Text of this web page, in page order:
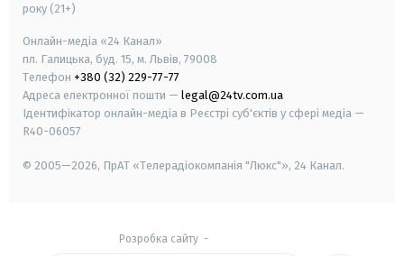
року (21+)
Онлайн-медіа «24 Канал»
пл. Галицька, буд. 15, м. Львів, 79008
Телефон +380 (32) 229-77-77
Адреса електронної пошти — legal@24tv.com.ua
Ідентифікатор онлайн-медіа в Реєстрі суб'єктів у сфері медіа —
R40-06057
© 2005—2026, ПрАТ «Телерадіокомпанія "Люкс"», 24 Канал.
Розробка сайту-